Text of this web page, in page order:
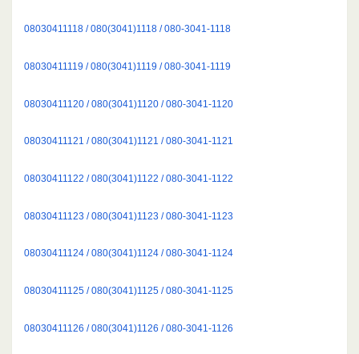
08030411118 / 080(3041)1118 / 080-3041-1118
08030411119 / 080(3041)1119 / 080-3041-1119
08030411120 / 080(3041)1120 / 080-3041-1120
08030411121 / 080(3041)1121 / 080-3041-1121
08030411122 / 080(3041)1122 / 080-3041-1122
08030411123 / 080(3041)1123 / 080-3041-1123
08030411124 / 080(3041)1124 / 080-3041-1124
08030411125 / 080(3041)1125 / 080-3041-1125
08030411126 / 080(3041)1126 / 080-3041-1126